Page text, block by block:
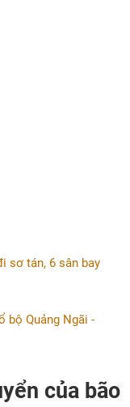
sơ tán, 6 sân bay
bộ Quảng Ngãi -
của bão